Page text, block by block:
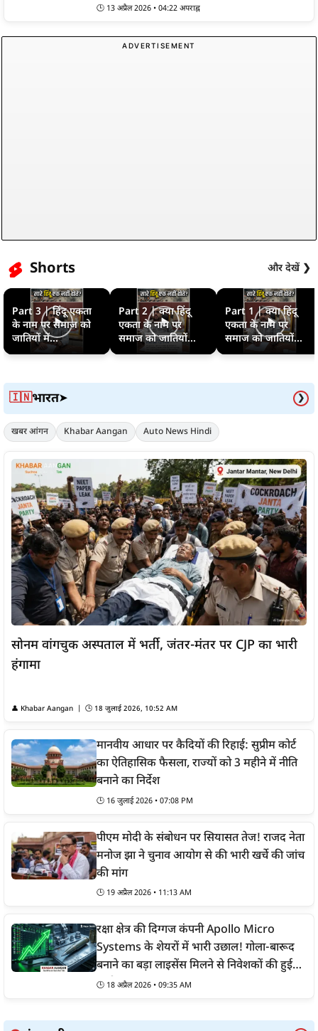
🕒 13 अप्रैल 2026 • 04:22 अपराह्न
ADVERTISEMENT
Shorts और देखें ❯
Part 3 | हिंदू एकता
के नाम पर समाज को
जातियों में...
Part 2 | क्या हिंदू
एकता के नाम पर
समाज को जातियों...
Part 1 | क्या हिंदू
एकता के नाम पर
समाज को जातियों...
🇮🇳भारत➤ ❯
खबर आंगन Khabar Aangan Auto News Hindi
सोनम वांगचुक अस्पताल में भर्ती, जंतर-मंतर पर CJP का भारी
हंगामा
👤 Khabar Aangan | 🕒 18 जुलाई 2026, 10:52 AM
मानवीय आधार पर कैदियों की रिहाई: सुप्रीम कोर्ट
का ऐतिहासिक फैसला, राज्यों को 3 महीने में नीति
बनाने का निर्देश
🕒 16 जुलाई 2026 • 07:08 PM
पीएम मोदी के संबोधन पर सियासत तेज! राजद नेता
मनोज झा ने चुनाव आयोग से की भारी खर्चे की जांच
की मांग
🕒 19 अप्रैल 2026 • 11:13 AM
रक्षा क्षेत्र की दिग्गज कंपनी Apollo Micro
Systems के शेयरों में भारी उछाल! गोला-बारूद
बनाने का बड़ा लाइसेंस मिलने से निवेशकों की हुई
चांदी
🕒 18 अप्रैल 2026 • 09:35 AM